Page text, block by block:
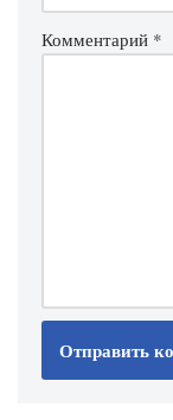
Комментарий *